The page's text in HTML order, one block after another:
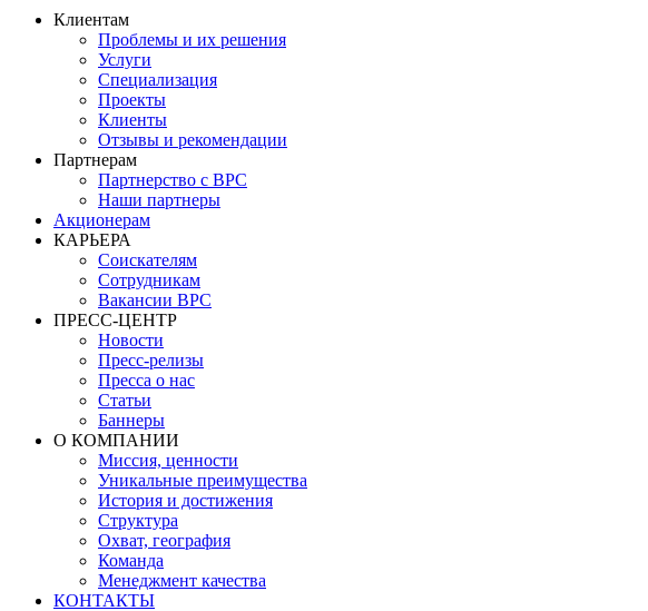
Клиентам
Проблемы и их решения
Услуги
Специализация
Проекты
Клиенты
Отзывы и рекомендации
Партнерам
Партнерство с BPC
Наши партнеры
Акционерам
КАРЬЕРА
Соискателям
Сотрудникам
Вакансии BPC
ПРЕСС-ЦЕНТР
Новости
Пресс-релизы
Пресса о нас
Статьи
Баннеры
О КОМПАНИИ
Миссия, ценности
Уникальные преимущества
История и достижения
Структура
Охват, география
Команда
Менеджмент качества
КОНТАКТЫ